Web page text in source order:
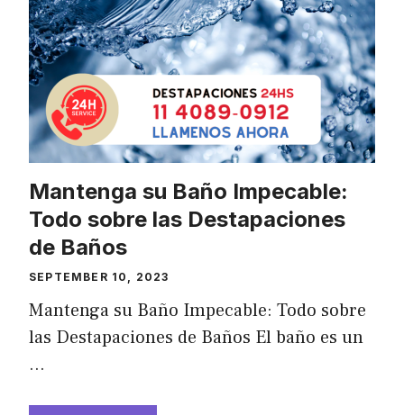
Mantenga su Baño Impecable:
Todo sobre las Destapaciones
de Baños
SEPTEMBER 10, 2023
Mantenga su Baño Impecable: Todo sobre
las Destapaciones de Baños El baño es un
…